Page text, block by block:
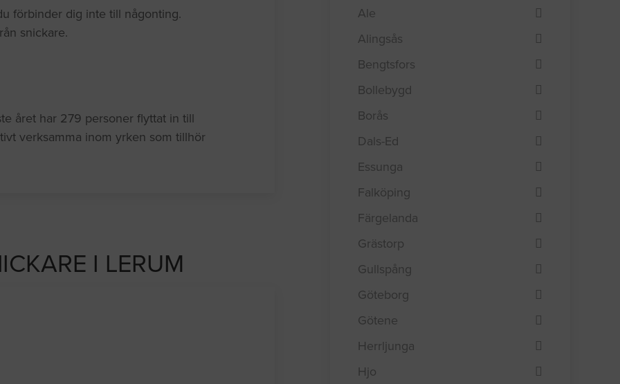
förbinder dig inte till någonting.
snickare.
året har 279 personer flyttat in till
verksamma inom yrken som tillhör
I LERUM
Ale
Alingsås
Bengtsfors
Bollebygd
Borås
Dals-Ed
Essunga
Falköping
Färgelanda
Grästorp
Gullspång
Göteborg
Götene
Herrljunga
Hjo